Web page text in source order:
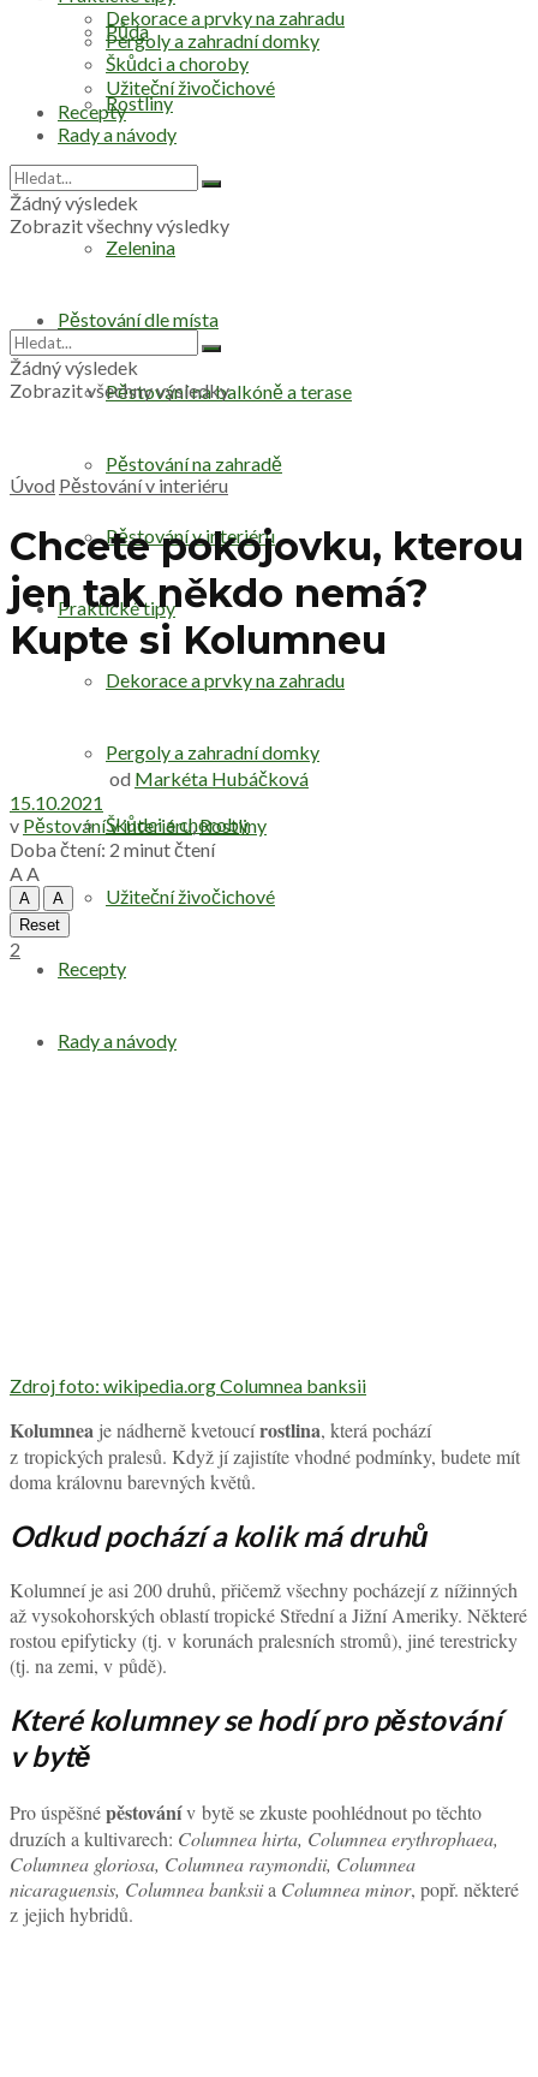
Půda
Rostliny
Zelenina
Pěstování dle místa
Pěstování na balkóně a terase
Pěstování na zahradě
Pěstování v interiéru
Praktické tipy
Dekorace a prvky na zahradu
Pergoly a zahradní domky
Škůdci a choroby
Užiteční živočichové
Recepty
Rady a návody
Dekorace a prvky na zahradu
Pergoly a zahradní domky
Škůdci a choroby
Užiteční živočichové
Recepty
Rady a návody
Žádný výsledek
Zobrazit všechny výsledky
Žádný výsledek
Zobrazit všechny výsledky
Úvod Pěstování v interiéru
Chcete pokojovku, kterou
jen tak někdo nemá?
Kupte si Kolumneu
od Markéta Hubáčková
15.10.2021
v Pěstování v interiéru,Rostliny
Doba čtení: 2 minut čtení
AA
A
A
Reset
2
Zdroj foto: wikipedia.org Columnea banksii
Kolumnea je nádherně kvetoucírostlina, která pochází
z tropických pralesů. Když jí zajistíte vhodné podmínky, budete mít
doma královnu barevných květů.
Odkud pochází a kolik má druhů
Kolumneí je asi 200 druhů, přičemž všechny pocházejí z nížinných
až vysokohorských oblastí tropické Střední a Jižní Ameriky. Některé
rostou epifyticky (tj. v korunách pralesních stromů), jiné terestricky
(tj. na zemi, v půdě).
Které kolumney se hodí pro pěstování
v bytě
Pro úspěšnépěstovánív bytě se zkuste poohlédnout po těchto
druzích a kultivarech: Columnea hirta, Columnea erythrophaea,
Columnea gloriosa, Columnea raymondii, Columnea
nicaraguensis, Columnea banksiia Columnea minor, popř. některé
z jejich hybridů.